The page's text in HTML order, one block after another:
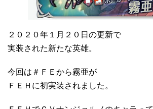
２０２０年１月２０日の更新で
実装された新たな英雄。
今回は＃ＦＥから霧亜が
ＦＥＨに初実装されました。